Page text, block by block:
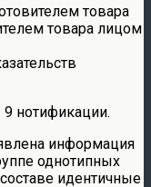
товара
товара лицом
нотификации.
информация
однотипных
идентичные